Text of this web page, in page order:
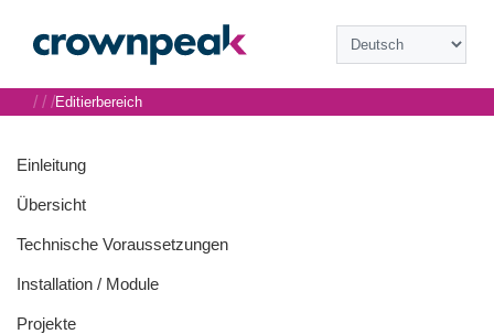
Einleitung
Übersicht
Technische Voraussetzungen
Installation / Module
Projekte
/ / /Editierbereich